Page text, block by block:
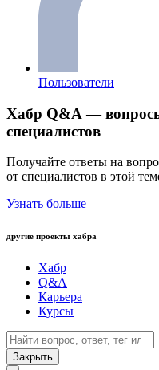
Пользователи
Хабр Q&A —
специалистов
Получайте ответы на
от специалистов в этой
Узнать больше
другие проекты хабра
Хабр
Q&A
Карьера
Курсы
Закрыть